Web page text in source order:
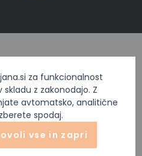
za funkcionalnost
z zakonodajo. Z
avtomatsko, analitične
spodaj.
vse in zapri